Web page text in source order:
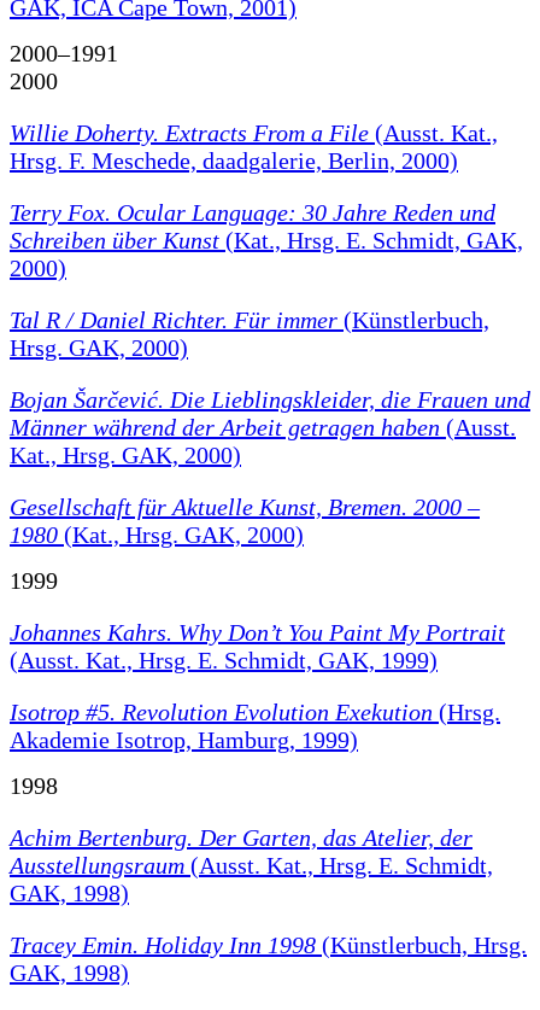
GAK, ICA Cape Town, 2001)
2000–1991
2000
Willie Doherty. Extracts From a File (Ausst. Kat.,
Hrsg. F. Meschede, daadgalerie, Berlin, 2000)
Terry Fox. Ocular Language: 30 Jahre Reden und
Schreiben über Kunst (Kat., Hrsg. E. Schmidt, GAK,
2000)
Tal R / Daniel Richter. Für immer (Künstlerbuch,
Hrsg. GAK, 2000)
Bojan Šarčević. Die Lieblingskleider, die Frauen und
Männer während der Arbeit getragen haben (Ausst.
Kat., Hrsg. GAK, 2000)
Gesellschaft für Aktuelle Kunst, Bremen. 2000 –
1980 (Kat., Hrsg. GAK, 2000)
1999
Johannes Kahrs. Why Don’t You Paint My Portrait
(Ausst. Kat., Hrsg. E. Schmidt, GAK, 1999)
Isotrop #5. Revolution Evolution Exekution (Hrsg.
Akademie Isotrop, Hamburg, 1999)
1998
Achim Bertenburg. Der Garten, das Atelier, der
Ausstellungsraum (Ausst. Kat., Hrsg. E. Schmidt,
GAK, 1998)
Tracey Emin. Holiday Inn 1998 (Künstlerbuch, Hrsg.
GAK, 1998)